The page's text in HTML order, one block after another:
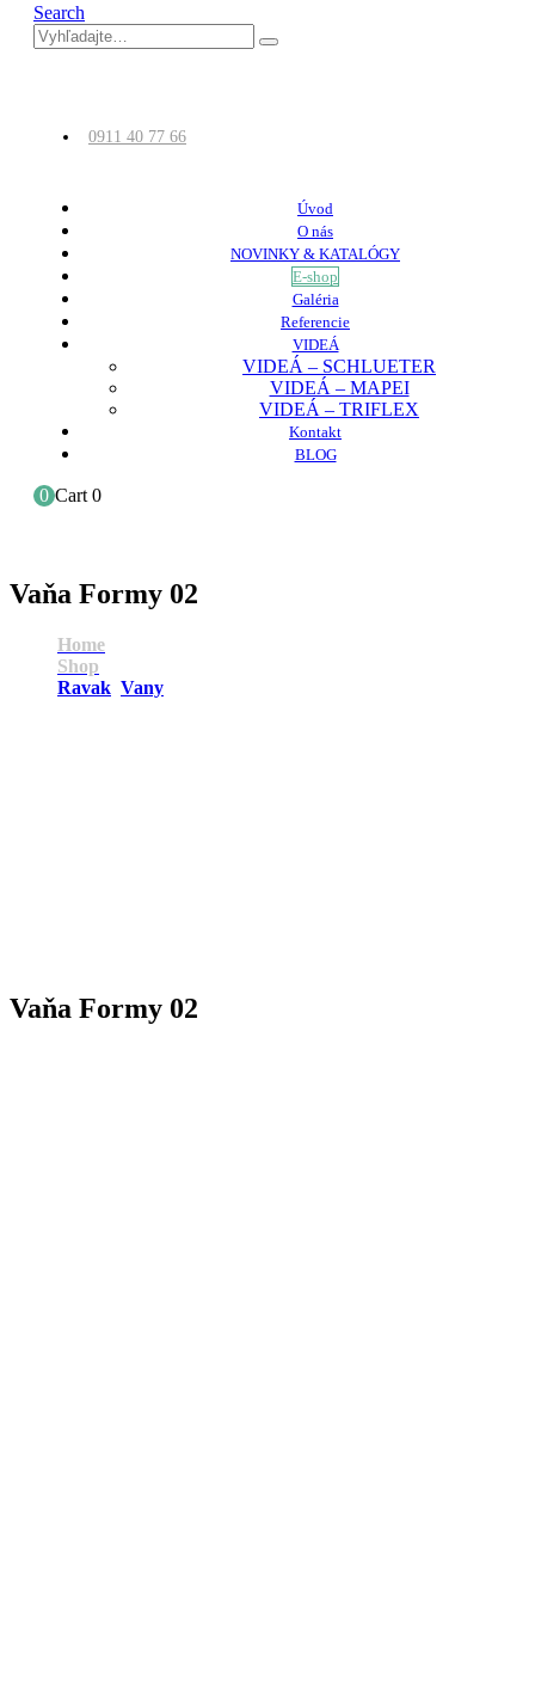
Search
0911 40 77 66
Úvod
O nás
NOVINKY & KATALÓGY
E-shop
Galéria
Referencie
VIDEÁ
VIDEÁ – SCHLUETER
VIDEÁ – MAPEI
VIDEÁ – TRIFLEX
Kontakt
BLOG
0 Cart 0
Vaňa Formy 02
Home
Shop
Ravak Vany
Vaňa Formy 02